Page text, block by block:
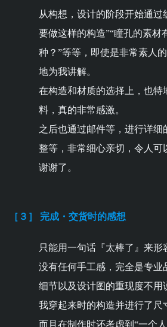
从构想，设计的阶段开始通过
要做这样的构造”“瞳孔的素材
种？”等等，即使是非常素人
地为我讲解。
在构造和材质的选择上，也特
料，真的非常感激。
之后也通过邮件等，进行详细
整等，非常细心亲切，令人可
谢谢了。
［３］ 完成・交货时的感想
只能用一句话『太棒了』来形
没有任何手工感，完全是专业
细节以及设计图的重现度不用
我穿起来时的构造并进行了尺
而且在制作时还考虑到“一个